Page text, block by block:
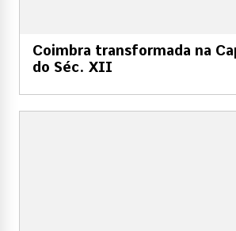
Coimbra transformada na
do Séc. XII